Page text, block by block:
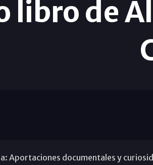
libro de
Aportaciones documentales y